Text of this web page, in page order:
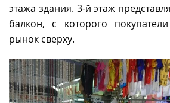
этажа здания. 3-й этаж
балкон, с которого
рынок сверху.